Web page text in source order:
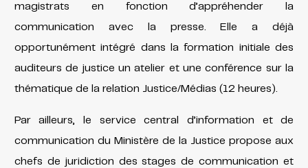
magistrats en fonction d’appréhender la
communication avec la presse. Elle a déjà
opportunément intégré dans la formation initiale des
auditeurs de justice un atelier et une conférence sur la
thématique de la relation Justice/Médias (12 heures).
Par ailleurs, le service central d’information et de
communication du Ministère de la Justice propose aux
chefs de juridiction des stages de communication et